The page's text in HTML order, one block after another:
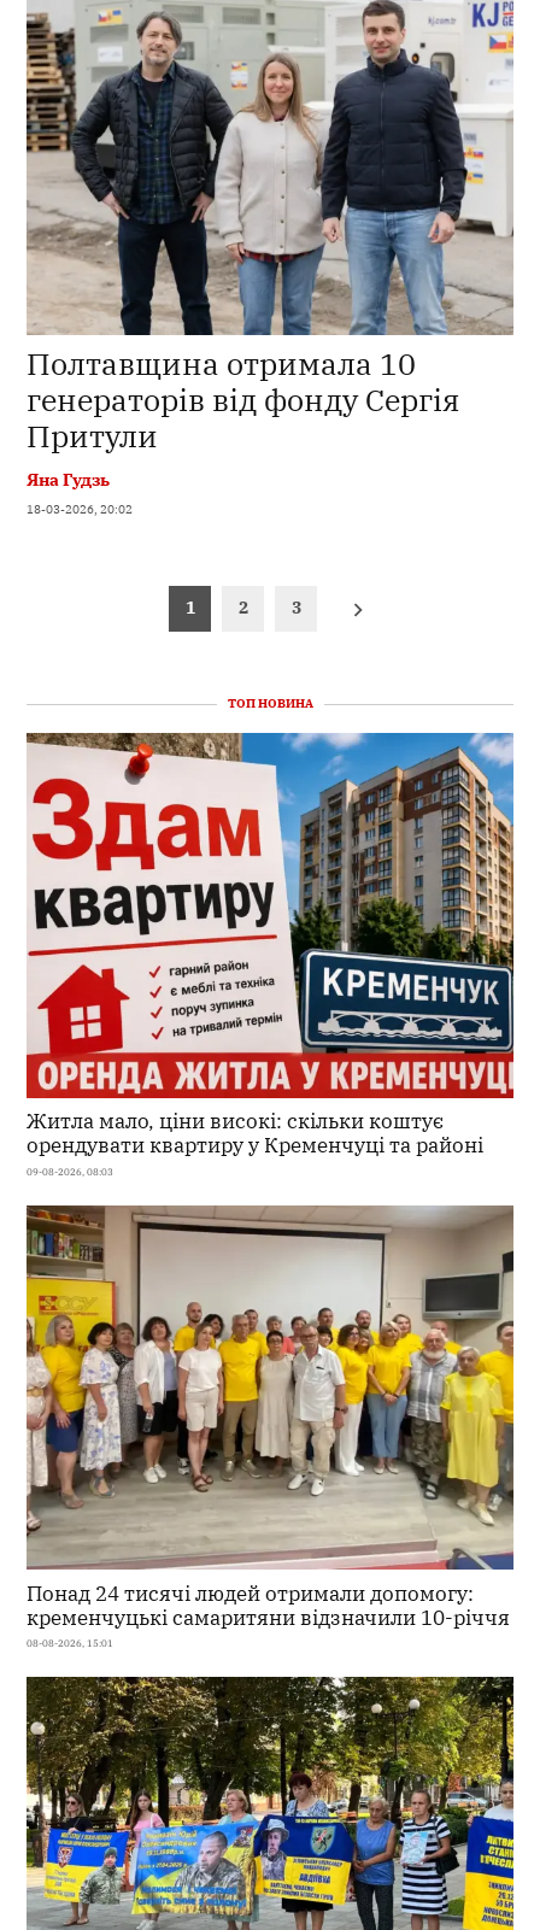
Полтавщина отримала 10
генераторів від фонду Сергія
Притули
Яна Гудзь
18-03-2026, 20:02
1 2 3
ТОП НОВИНА
Житла мало, ціни високі: скільки коштує
орендувати квартиру у Кременчуці та районі
09-08-2026, 08:03
Понад 24 тисячі людей отримали допомогу:
кременчуцькі самаритяни відзначили 10-річчя
08-08-2026, 15:01